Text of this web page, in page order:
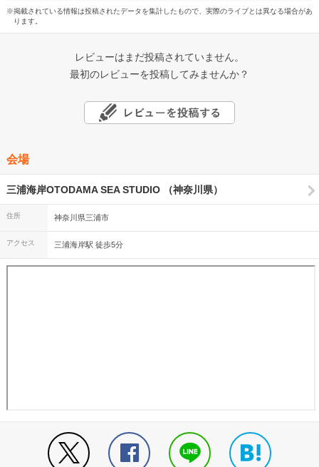
※掲載されている情報は投稿されたデータを集計したもので、実際のライブとは異なる場合があ
ります。
レビューはまだ投稿されていません。
最初のレビューを投稿してみませんか？
会場
三浦海岸OTODAMA SEA STUDIO （神奈川県）
住所 神奈川県三浦市
アクセス 三浦海岸駅 徒歩5分